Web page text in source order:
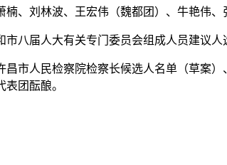
、刘林波、王宏伟（魏都团）、牛艳伟、
八届人大有关专门委员会组成人员建议人
市人民检察院检察长候选人名单（草案
团酝酿。